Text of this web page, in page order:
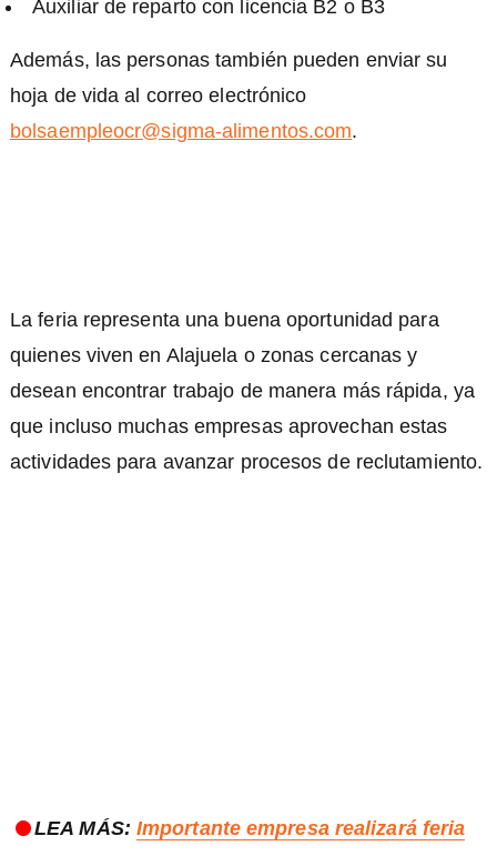
Auxiliar de reparto con licencia B2 o B3
Además, las personas también pueden enviar su
hoja de vida al correo electrónico
bolsaempleocr@sigma-alimentos.com.
La feria representa una buena oportunidad para
quienes viven en Alajuela o zonas cercanas y
desean encontrar trabajo de manera más rápida, ya
que incluso muchas empresas aprovechan estas
actividades para avanzar procesos de reclutamiento.
LEA MÁS: Importante empresa realizará feria